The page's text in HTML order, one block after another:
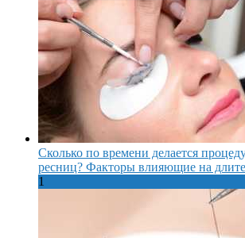
Сколько по времени делается
ресниц? Факторы влияющие на
1